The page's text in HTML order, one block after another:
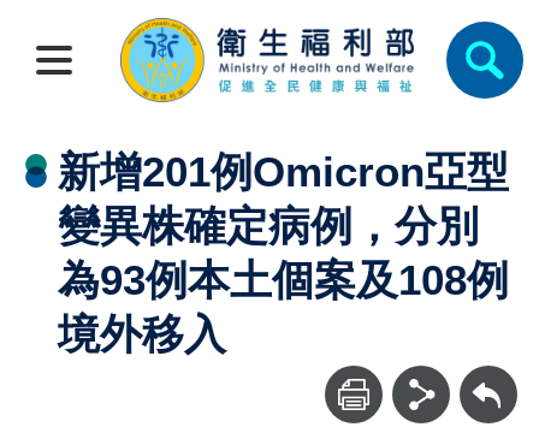
新增201例Omicron亞型
變異株確定病例，分別
為93例本土個案及108例
境外移入
回上一頁